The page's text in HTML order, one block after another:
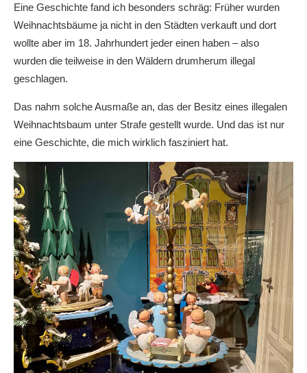
Eine Geschichte fand ich besonders schräg: Früher wurden
Weihnachtsbäume ja nicht in den Städten verkauft und dort
wollte aber im 18. Jahrhundert jeder einen haben – also
wurden die teilweise in den Wäldern drumherum illegal
geschlagen.
Das nahm solche Ausmaße an, das der Besitz eines illegalen
Weihnachtsbaum unter Strafe gestellt wurde. Und das ist nur
eine Geschichte, die mich wirklich fasziniert hat.